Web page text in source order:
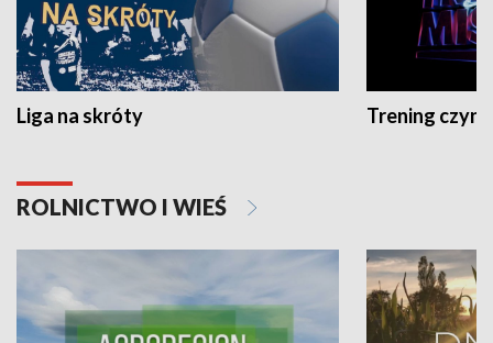
Liga na skróty Trening czyni
ROLNICTWO I WIEŚ